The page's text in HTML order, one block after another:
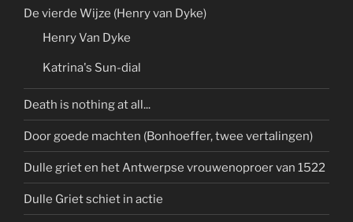
De vierde Wijze (Henry van Dyke)
Henry Van Dyke
Katrina's Sun-dial
Death is nothing at all...
Door goede machten (Bonhoeffer, twee vertalingen)
Dulle griet en het Antwerpse vrouwenoproer van 1522
Dulle Griet schiet in actie